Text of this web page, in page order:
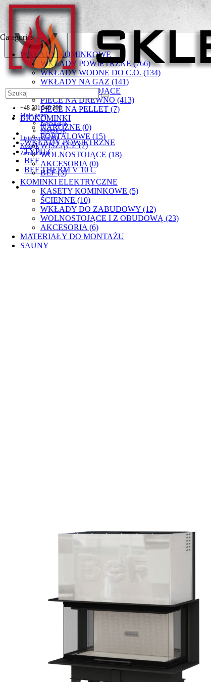
+48 501 549 300
Moje konto
Rejestracja
Zaloguj się
Lista życzeń (0)
Koszyk
Zamówienie
Categories
WKŁADY KOMINKOWE
WKŁADY POWIETRZNE (766)
WKŁADY WODNE DO C.O. (134)
WKŁADY NA GAZ (141)
PIECYKI WOLNOSTOJĄCE
PIECE NA DREWNO (413)
PIECE NA PELLET (7)
BIOKOMINKI
NAROŻNE (0)
PORTALOWE (15)
WISZĄCE (7)
WOLNOSTOJĄCE (18)
AKCESORIA (0)
BEF (3)
KOMINKI ELEKTRYCZNE
KASETY KOMINKOWE (5)
ŚCIENNE (10)
WKŁADY DO ZABUDOWY (12)
WOLNOSTOJĄCE I Z OBUDOWĄ (23)
AKCESORIA (6)
MATERIAŁY DO MONTAŻU
SAUNY
WKŁADY POWIETRZNE
TYPU C
BEF
BEF THERM V 10 C